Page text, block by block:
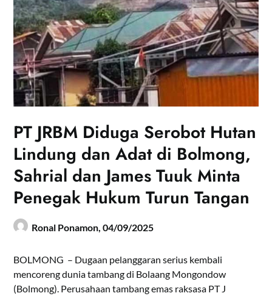
PT JRBM Diduga Serobot Hutan
Lindung dan Adat di Bolmong,
Sahrial dan James Tuuk Minta
Penegak Hukum Turun Tangan
Ronal Ponamon,04/09/2025
BOLMONG – Dugaan pelanggaran serius kembali
mencoreng dunia tambang di Bolaang Mongondow
(Bolmong). Perusahaan tambang emas raksasa PT J